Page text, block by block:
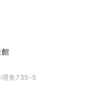
館
理免735-5